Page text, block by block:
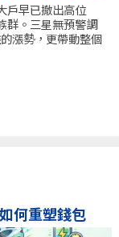
戶早已撤出高位
群。三星無預警調
漲勢，更帶動整個
何重塑錢包